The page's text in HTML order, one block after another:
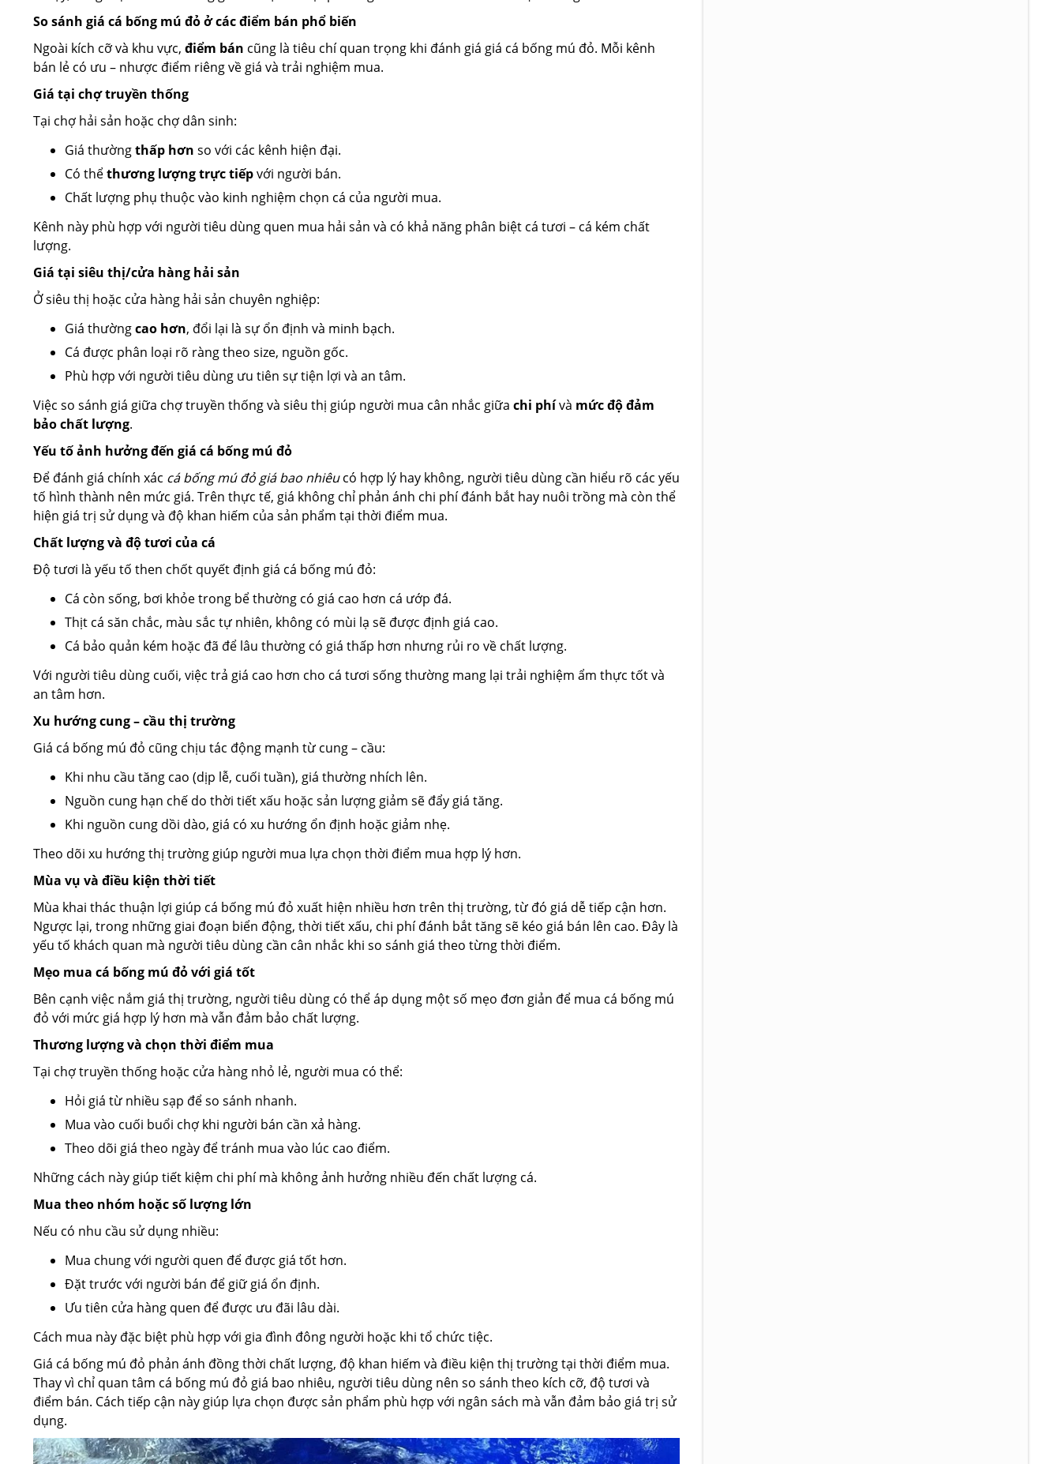
So sánh giá cá bống mú đỏ ở các điểm bán phổ biến
Ngoài kích cỡ và khu vực, điểm bán cũng là tiêu chí quan trọng khi đánh giá giá cá bống mú đỏ. Mỗi kênh
bán lẻ có ưu – nhược điểm riêng về giá và trải nghiệm mua.
Giá tại chợ truyền thống
Tại chợ hải sản hoặc chợ dân sinh:
Giá thườngthấp hơn so với các kênh hiện đại.
Có thểthương lượng trực tiếpvới người bán.
Chất lượng phụ thuộc vào kinh nghiệm chọn cá của người mua.
Kênh này phù hợp với người tiêu dùng quen mua hải sản và có khả năng phân biệt cá tươi – cá kém chất
lượng.
Giá tại siêu thị/cửa hàng hải sản
Ở siêu thị hoặc cửa hàng hải sản chuyên nghiệp:
Giá thườngcao hơn, đổi lại là sự ổn định và minh bạch.
Cá được phân loại rõ ràng theo size, nguồn gốc.
Phù hợp với người tiêu dùng ưu tiên sự tiện lợi và an tâm.
Việc so sánh giá giữa chợ truyền thống và siêu thị giúp người mua cân nhắc giữa chi phívà mức độ đảm
bảo chất lượng.
Yếu tố ảnh hưởng đến giá cá bống mú đỏ
Để đánh giá chính xác cá bống mú đỏ giá bao nhiêucó hợp lý hay không, người tiêu dùng cần hiểu rõ các yếu
tố hình thành nên mức giá. Trên thực tế, giá không chỉ phản ánh chi phí đánh bắt hay nuôi trồng mà còn thể
hiện giá trị sử dụng và độ khan hiếm của sản phẩm tại thời điểm mua.
Chất lượng và độ tươi của cá
Độ tươi là yếu tố then chốt quyết định giá cá bống mú đỏ:
Cá còn sống, bơi khỏe trong bể thường có giá cao hơn cá ướp đá.
Thịt cá săn chắc, màu sắc tự nhiên, không có mùi lạ sẽ được định giá cao.
Cá bảo quản kém hoặc đã để lâu thường có giá thấp hơn nhưng rủi ro về chất lượng.
Với người tiêu dùng cuối, việc trả giá cao hơn cho cá tươi sống thường mang lại trải nghiệm ẩm thực tốt và
an tâm hơn.
Xu hướng cung – cầu thị trường
Giá cá bống mú đỏ cũng chịu tác động mạnh từ cung – cầu:
Khi nhu cầu tăng cao (dịp lễ, cuối tuần), giá thường nhích lên.
Nguồn cung hạn chế do thời tiết xấu hoặc sản lượng giảm sẽ đẩy giá tăng.
Khi nguồn cung dồi dào, giá có xu hướng ổn định hoặc giảm nhẹ.
Theo dõi xu hướng thị trường giúp người mua lựa chọn thời điểm mua hợp lý hơn.
Mùa vụ và điều kiện thời tiết
Mùa khai thác thuận lợi giúp cá bống mú đỏ xuất hiện nhiều hơn trên thị trường, từ đó giá dễ tiếp cận hơn.
Ngược lại, trong những giai đoạn biển động, thời tiết xấu, chi phí đánh bắt tăng sẽ kéo giá bán lên cao. Đây là
yếu tố khách quan mà người tiêu dùng cần cân nhắc khi so sánh giá theo từng thời điểm.
Mẹo mua cá bống mú đỏ với giá tốt
Bên cạnh việc nắm giá thị trường, người tiêu dùng có thể áp dụng một số mẹo đơn giản để mua cá bống mú
đỏ với mức giá hợp lý hơn mà vẫn đảm bảo chất lượng.
Thương lượng và chọn thời điểm mua
Tại chợ truyền thống hoặc cửa hàng nhỏ lẻ, người mua có thể:
Hỏi giá từ nhiều sạp để so sánh nhanh.
Mua vào cuối buổi chợ khi người bán cần xả hàng.
Theo dõi giá theo ngày để tránh mua vào lúc cao điểm.
Những cách này giúp tiết kiệm chi phí mà không ảnh hưởng nhiều đến chất lượng cá.
Mua theo nhóm hoặc số lượng lớn
Nếu có nhu cầu sử dụng nhiều:
Mua chung với người quen để được giá tốt hơn.
Đặt trước với người bán để giữ giá ổn định.
Ưu tiên cửa hàng quen để được ưu đãi lâu dài.
Cách mua này đặc biệt phù hợp với gia đình đông người hoặc khi tổ chức tiệc.
Giá cá bống mú đỏ phản ánh đồng thời chất lượng, độ khan hiếm và điều kiện thị trường tại thời điểm mua.
Thay vì chỉ quan tâm cá bống mú đỏ giá bao nhiêu, người tiêu dùng nên so sánh theo kích cỡ, độ tươi và
điểm bán. Cách tiếp cận này giúp lựa chọn được sản phẩm phù hợp với ngân sách mà vẫn đảm bảo giá trị sử
dụng.